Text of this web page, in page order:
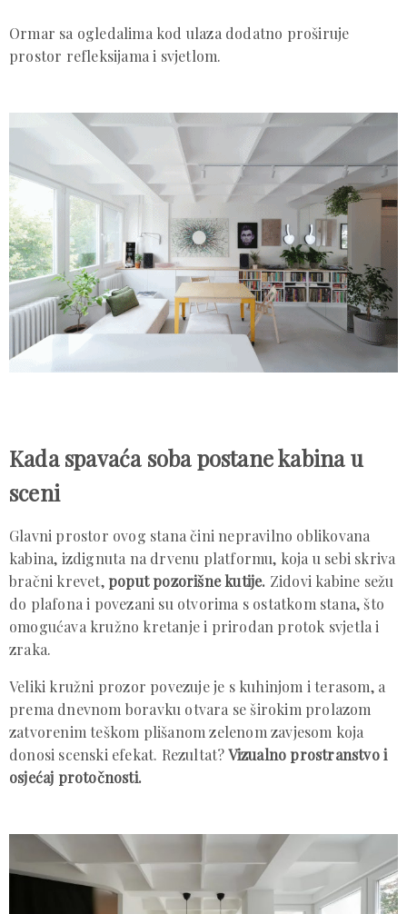
Ormar sa ogledalima kod ulaza dodatno proširuje
prostor refleksijama i svjetlom.
Kada spavaća soba postane kabina u
sceni
Glavni prostor ovog stana čini nepravilno oblikovana
kabina, izdignuta na drvenu platformu, koja u sebi skriva
bračni krevet,poput pozorišne kutije. Zidovi kabine sežu
do plafona i povezani su otvorima s ostatkom stana, što
omogućava kružno kretanje i prirodan protok svjetla i
zraka.
Veliki kružni prozor povezuje je s kuhinjom i terasom, a
prema dnevnom boravku otvara se širokim prolazom
zatvorenim teškom plišanom zelenom zavjesom koja
donosi scenski efekat. Rezultat?Vizualno prostranstvo i
osjećaj protočnosti.